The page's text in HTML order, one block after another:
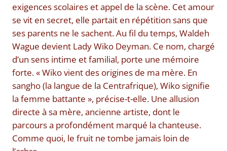
exigences scolaires et appel de la scène. Cet amour
se vit en secret, elle partait en répétition sans que
ses parents ne le sachent. Au fil du temps, Waldeh
Wague devient Lady Wiko Deyman. Ce nom, chargé
d’un sens intime et familial, porte une mémoire
forte. « Wiko vient des origines de ma mère. En
sangho (la langue de la Centrafrique), Wiko signifie
la femme battante », précise-t-elle. Une allusion
directe à sa mère, ancienne artiste, dont le
parcours a profondément marqué la chanteuse.
Comme quoi, le fruit ne tombe jamais loin de